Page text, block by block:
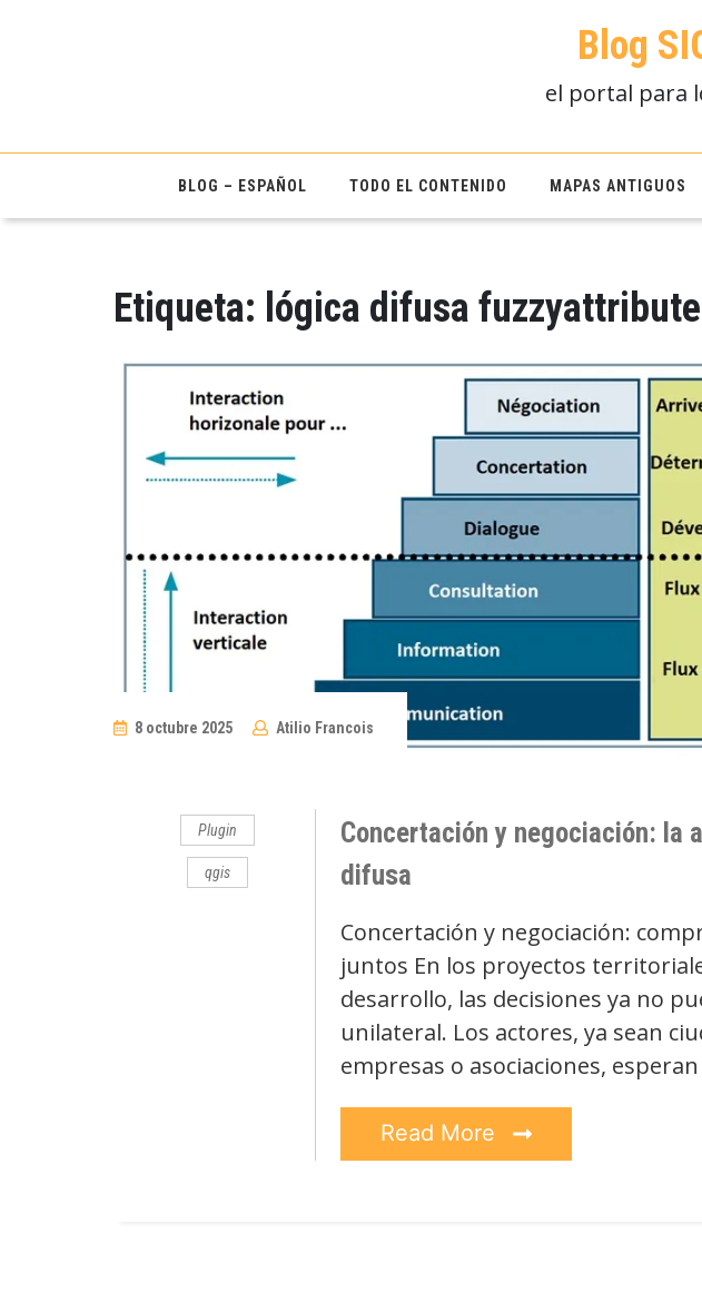
Blog
el portal para
BLOG – ESPAÑOL TODO EL CONTENIDO MAPAS ANTIGUOS
Etiqueta: lógica difusa
8 octubre 2025 Atilio Francois
No
Comments
Plugin
qgis
Concertación y negociación: la
difusa
Concertación y negociación:
juntos En los proyectos
desarrollo, las decisiones ya no
unilateral. Los actores, ya sean
empresas o asociaciones,
Read More